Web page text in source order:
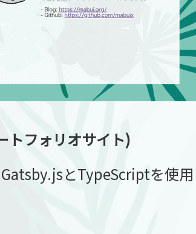
トフォリオサイト)
とTypeScriptを使用